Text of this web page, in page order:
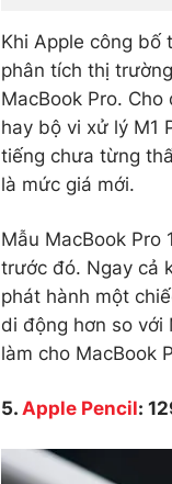
Khi Apple công bố
phân tích thị
MacBook Pro.
hay bộ vi xử lý M1
tiếng chưa từng
là mức giá mới.
Mẫu MacBook Pro
trước đó. Ngay cả
phát hành một
di động hơn so với
làm cho MacBook
5. Apple Pencil: